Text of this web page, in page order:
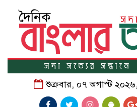
শুক্রবার, ০৭ অগাস্ট